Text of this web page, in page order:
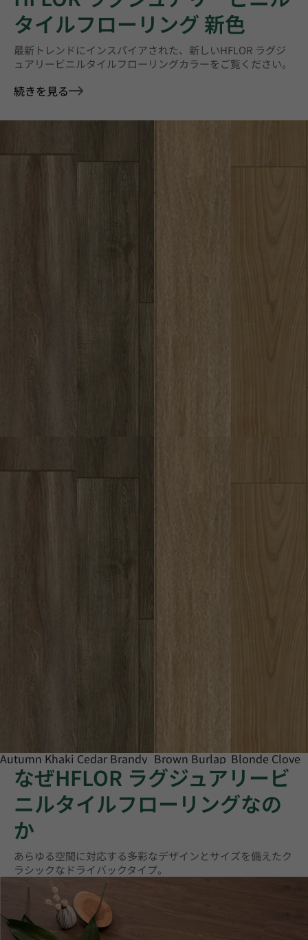
タイルフローリング 新色
最新トレンドにインスパイアされた、新しいHFLOR ラグジ
ュアリービニルタイルフローリングカラーをご覧ください。
続きを見る
Autumn Khaki Cedar Brandy Brown Burlap Blonde Clove
なぜHFLOR ラグジュアリービ
ニルタイルフローリングなの
か
あらゆる空間に対応する多彩なデザインとサイズを備えたク
ラシックなドライバックタイプ。